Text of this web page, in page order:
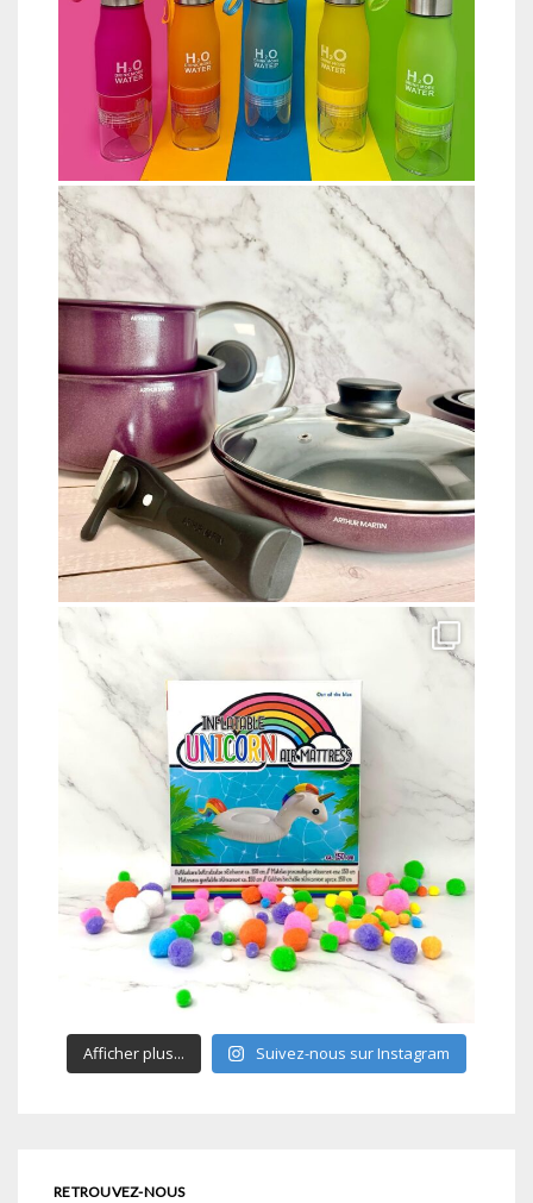
Afficher plus... Suivez-nous sur Instagram
RETROUVEZ-NOUS